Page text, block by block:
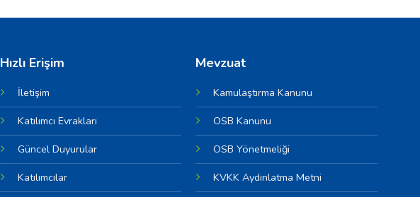
Hızlı Erişim
İletişim
Katılımcı Evrakları
Güncel Duyurular
Katılımcılar
Mevzuat
Kamulaştırma Kanunu
OSB Kanunu
OSB Yönetmeliği
KVKK Aydınlatma Metni